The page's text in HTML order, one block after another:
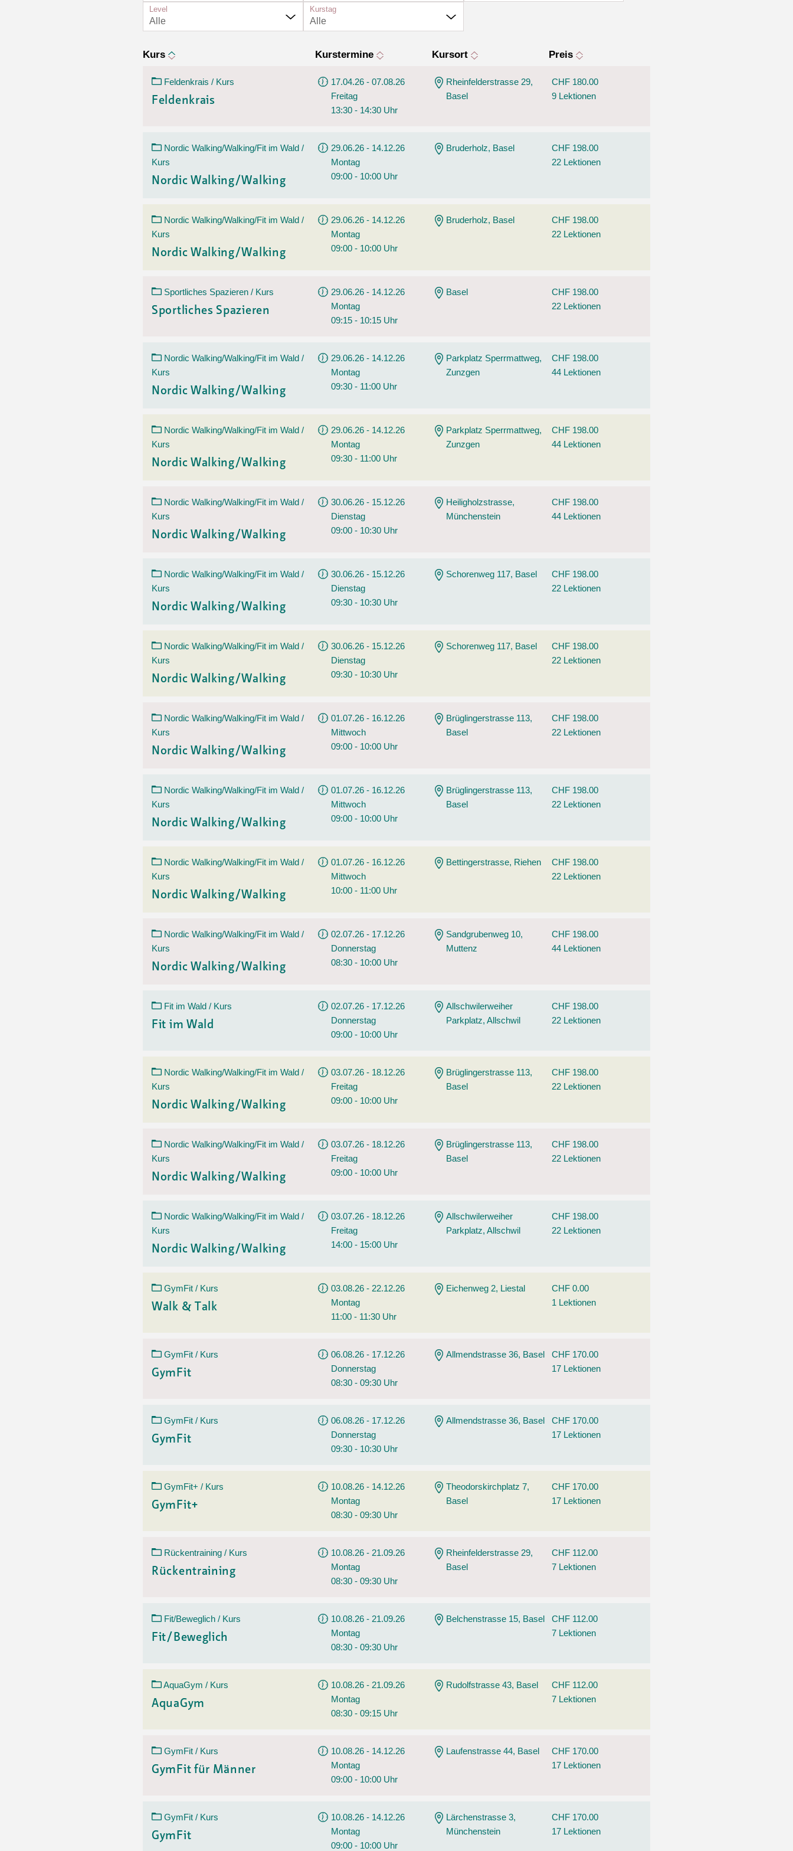
Altersstrategien und Leitbilder
Anleitung für Online Unterricht
Weitere Angebote
Sommerprogramm
Level
Alle
Kurstag
Alle
Kurs Kurstermine Kursort Preis
Feldenkrais / Kurs
Feldenkrais
17.04.26 - 07.08.26
Freitag
13:30 - 14:30 Uhr
Rheinfelderstrasse 29,
Basel
CHF 180.00
9 Lektionen
Nordic Walking/Walking/Fit im Wald /
Kurs
Nordic Walking/Walking
29.06.26 - 14.12.26
Montag
09:00 - 10:00 Uhr
Bruderholz, Basel
CHF 198.00
22 Lektionen
Nordic Walking/Walking/Fit im Wald /
Kurs
Nordic Walking/Walking
29.06.26 - 14.12.26
Montag
09:00 - 10:00 Uhr
Bruderholz, Basel
CHF 198.00
22 Lektionen
Sportliches Spazieren / Kurs
Sportliches Spazieren
29.06.26 - 14.12.26
Montag
09:15 - 10:15 Uhr
Basel
CHF 198.00
22 Lektionen
Nordic Walking/Walking/Fit im Wald /
Kurs
Nordic Walking/Walking
29.06.26 - 14.12.26
Montag
09:30 - 11:00 Uhr
Parkplatz Sperrmattweg,
Zunzgen
CHF 198.00
44 Lektionen
Nordic Walking/Walking/Fit im Wald /
Kurs
Nordic Walking/Walking
29.06.26 - 14.12.26
Montag
09:30 - 11:00 Uhr
Parkplatz Sperrmattweg,
Zunzgen
CHF 198.00
44 Lektionen
Nordic Walking/Walking/Fit im Wald /
Kurs
Nordic Walking/Walking
30.06.26 - 15.12.26
Dienstag
09:00 - 10:30 Uhr
Heiligholzstrasse,
Münchenstein
CHF 198.00
44 Lektionen
Nordic Walking/Walking/Fit im Wald /
Kurs
Nordic Walking/Walking
30.06.26 - 15.12.26
Dienstag
09:30 - 10:30 Uhr
Schorenweg 117, Basel
CHF 198.00
22 Lektionen
Nordic Walking/Walking/Fit im Wald /
Kurs
Nordic Walking/Walking
30.06.26 - 15.12.26
Dienstag
09:30 - 10:30 Uhr
Schorenweg 117, Basel
CHF 198.00
22 Lektionen
Nordic Walking/Walking/Fit im Wald /
Kurs
Nordic Walking/Walking
01.07.26 - 16.12.26
Mittwoch
09:00 - 10:00 Uhr
Brüglingerstrasse 113,
Basel
CHF 198.00
22 Lektionen
Nordic Walking/Walking/Fit im Wald /
Kurs
Nordic Walking/Walking
01.07.26 - 16.12.26
Mittwoch
09:00 - 10:00 Uhr
Brüglingerstrasse 113,
Basel
CHF 198.00
22 Lektionen
Nordic Walking/Walking/Fit im Wald /
Kurs
Nordic Walking/Walking
01.07.26 - 16.12.26
Mittwoch
10:00 - 11:00 Uhr
Bettingerstrasse, Riehen
CHF 198.00
22 Lektionen
Nordic Walking/Walking/Fit im Wald /
Kurs
Nordic Walking/Walking
02.07.26 - 17.12.26
Donnerstag
08:30 - 10:00 Uhr
Sandgrubenweg 10,
Muttenz
CHF 198.00
44 Lektionen
Fit im Wald / Kurs
Fit im Wald
02.07.26 - 17.12.26
Donnerstag
09:00 - 10:00 Uhr
Allschwilerweiher
Parkplatz, Allschwil
CHF 198.00
22 Lektionen
Nordic Walking/Walking/Fit im Wald /
Kurs
Nordic Walking/Walking
03.07.26 - 18.12.26
Freitag
09:00 - 10:00 Uhr
Brüglingerstrasse 113,
Basel
CHF 198.00
22 Lektionen
Nordic Walking/Walking/Fit im Wald /
Kurs
Nordic Walking/Walking
03.07.26 - 18.12.26
Freitag
09:00 - 10:00 Uhr
Brüglingerstrasse 113,
Basel
CHF 198.00
22 Lektionen
Nordic Walking/Walking/Fit im Wald /
Kurs
Nordic Walking/Walking
03.07.26 - 18.12.26
Freitag
14:00 - 15:00 Uhr
Allschwilerweiher
Parkplatz, Allschwil
CHF 198.00
22 Lektionen
GymFit / Kurs
Walk & Talk
03.08.26 - 22.12.26
Montag
11:00 - 11:30 Uhr
Eichenweg 2, Liestal
CHF 0.00
1 Lektionen
GymFit / Kurs
GymFit
06.08.26 - 17.12.26
Donnerstag
08:30 - 09:30 Uhr
Allmendstrasse 36, Basel
CHF 170.00
17 Lektionen
GymFit / Kurs
GymFit
06.08.26 - 17.12.26
Donnerstag
09:30 - 10:30 Uhr
Allmendstrasse 36, Basel
CHF 170.00
17 Lektionen
GymFit+ / Kurs
GymFit+
10.08.26 - 14.12.26
Montag
08:30 - 09:30 Uhr
Theodorskirchplatz 7,
Basel
CHF 170.00
17 Lektionen
Rückentraining / Kurs
Rückentraining
10.08.26 - 21.09.26
Montag
08:30 - 09:30 Uhr
Rheinfelderstrasse 29,
Basel
CHF 112.00
7 Lektionen
Fit/Beweglich / Kurs
Fit/Beweglich
10.08.26 - 21.09.26
Montag
08:30 - 09:30 Uhr
Belchenstrasse 15, Basel
CHF 112.00
7 Lektionen
AquaGym / Kurs
AquaGym
10.08.26 - 21.09.26
Montag
08:30 - 09:15 Uhr
Rudolfstrasse 43, Basel
CHF 112.00
7 Lektionen
GymFit / Kurs
GymFit für Männer
10.08.26 - 14.12.26
Montag
09:00 - 10:00 Uhr
Laufenstrasse 44, Basel
CHF 170.00
17 Lektionen
GymFit / Kurs
GymFit
10.08.26 - 14.12.26
Montag
09:00 - 10:00 Uhr
Lärchenstrasse 3,
Münchenstein
CHF 170.00
17 Lektionen